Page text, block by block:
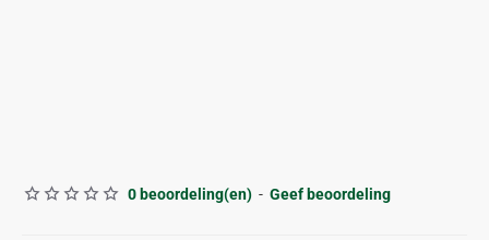
0 beoordeling(en) - Geef beoordeling